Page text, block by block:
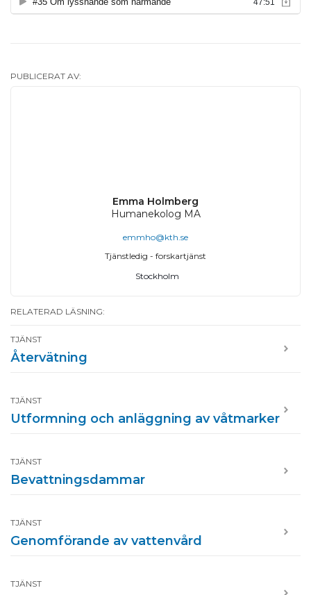
PUBLICERAT AV:
Emma Holmberg
Humanekolog MA
emmho@kth.se
Tjänstledig - forskartjänst
Stockholm
RELATERAD LÄSNING:
TJÄNST
Återvätning
TJÄNST
Utformning och anläggning av våtmarker
TJÄNST
Bevattningsdammar
TJÄNST
Genomförande av vattenvård
TJÄNST